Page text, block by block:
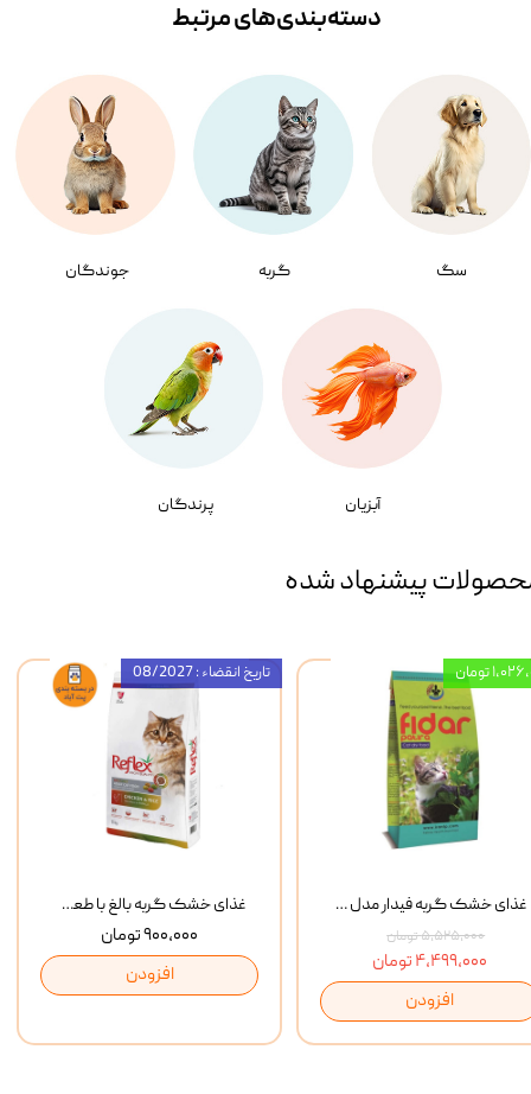
سگ گربه جوندگان
آبزیان پرندگان
دسته‌بندی‌‌های مرتبط
پیشنهاد شده
غذای خشک گربه بالغ با طعم مرغ و برنج رفلکس Reflex Multi Color Chicken And Rice وزن 1 کیلوگرم
۹۰۰,۰۰۰ تومان
افزودن
تاریخ انقضاء : 08/2027
غذای خشک گربه فیدار مدل Adult وزن 10 کیلوگرم
۵,۵۲۵,۰۰۰ تومان
۴,۴۹۹,۰۰۰ تومان
افزودن
تومان